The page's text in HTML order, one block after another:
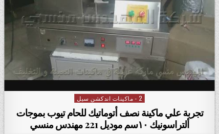
Posted in
2 - ماكينات اندكشن سيل
تجربة علي ماكينة نصف أتوماتيك للحام تيوب بموجات
ألتراسونيك ١٠سم موديل 221 مهندس منسي